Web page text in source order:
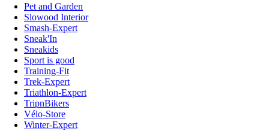
Pet and Garden
Slowood Interior
Smash-Expert
Sneak'In
Sneakids
Sport is good
Training-Fit
Trek-Expert
Triathlon-Expert
TripnBikers
Vélo-Store
Winter-Expert